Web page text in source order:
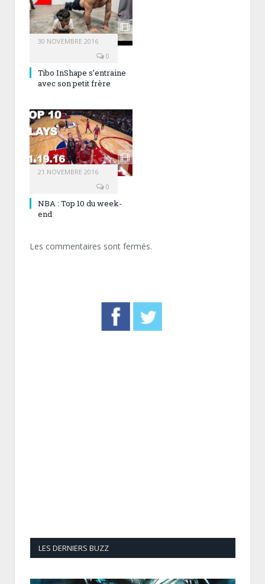
30 NOVEMBRE 2016
0
Tibo InShape s’entraine
avec son petit frère
21 NOVEMBRE 2016
0
NBA : Top 10 du week-
end
Les commentaires sont fermés.
LES DERNIERS BUZZ